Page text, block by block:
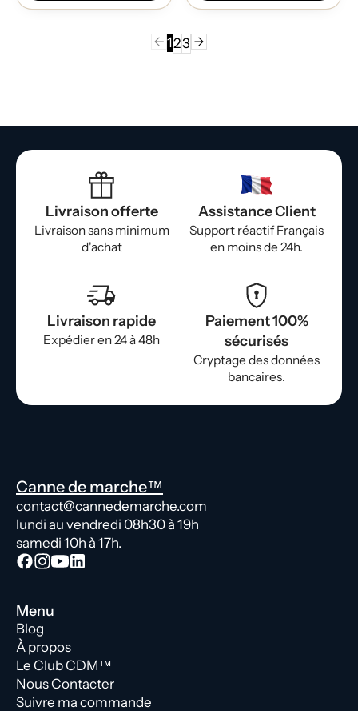
123
Livraison offerte
Livraison sans minimum
d'achat
Assistance Client
Support réactif Français
en moins de 24h.
Livraison rapide
Expédier en 24 à 48h
Paiement 100%
sécurisés
Cryptage des données
bancaires.
Canne de marche™
contact@cannedemarche.com
lundi au vendredi 08h30 à 19h
samedi 10h à 17h.
Menu
Blog
À propos
Le Club CDM™
Nous Contacter
Suivre ma commande